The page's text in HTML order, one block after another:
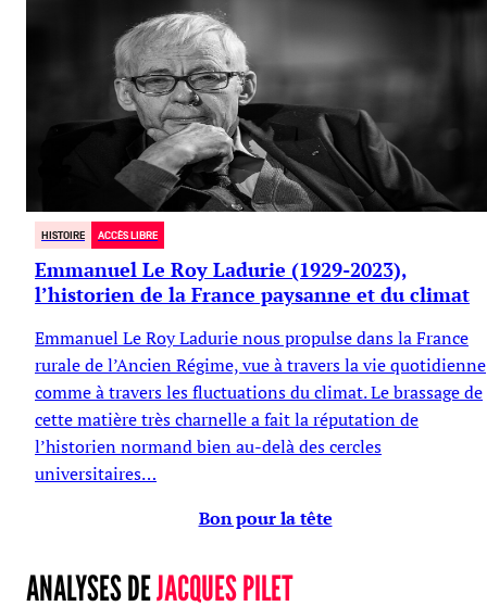
HISTOIRE ACCÈS LIBRE
Emmanuel Le Roy Ladurie (1929-2023),
l’historien de la France paysanne et du climat
Emmanuel Le Roy Ladurie nous propulse dans la France
rurale de l’Ancien Régime, vue à travers la vie quotidienne
comme à travers les fluctuations du climat. Le brassage de
cette matière très charnelle a fait la réputation de
l’historien normand bien au-delà des cercles
universitaires…
Bon pour la tête
ANALYSES DEJACQUES PILET